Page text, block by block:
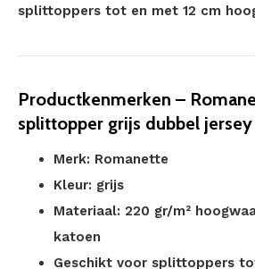
splittoppers tot en met 12 cm
Productkenmerken –
splittopper grijs dubbel jersey
Merk: Romanette
Kleur: grijs
Materiaal: 220 gr/m²
katoen
Geschikt voor splittoppers